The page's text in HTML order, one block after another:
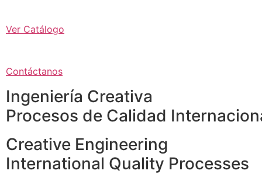
Ver Catálogo
Contáctanos
Ingeniería Creativa
Procesos de Calidad
Creative Engineering
International Quality Processes